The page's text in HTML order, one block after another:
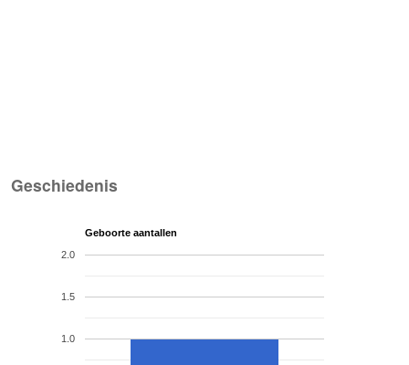
Geschiedenis
Geboorte aantallen
1.0
1.5
2.0